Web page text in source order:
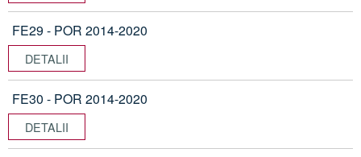
FE29 - POR 2014-2020
DETALII
FE30 - POR 2014-2020
DETALII